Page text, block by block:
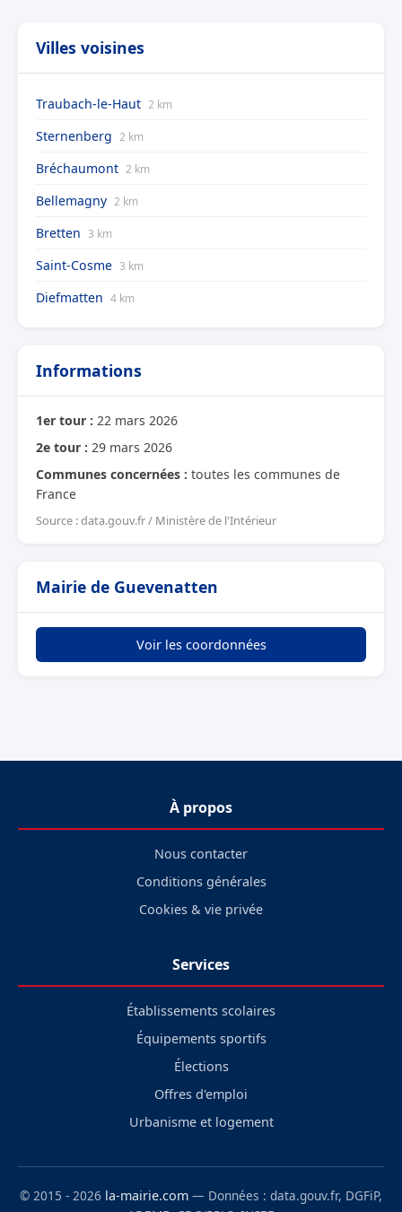
Villes voisines
Traubach-le-Haut 2 km
Sternenberg 2 km
Bréchaumont 2 km
Bellemagny 2 km
Bretten 3 km
Saint-Cosme 3 km
Diefmatten 4 km
Informations
1er tour : 22 mars 2026
2e tour : 29 mars 2026
Communes concernées : toutes les communes de
France
Source : data.gouv.fr / Ministère de l'Intérieur
Mairie de Guevenatten
Voir les coordonnées
À propos
Nous contacter
Conditions générales
Cookies & vie privée
Services
Établissements scolaires
Équipements sportifs
Élections
Offres d'emploi
Urbanisme et logement
© 2015 - 2026 la-mairie.com — Données : data.gouv.fr, DGFiP,